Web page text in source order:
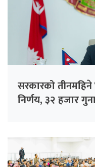
सरकारको तीनमहिने
निर्णय, ३२ हजार